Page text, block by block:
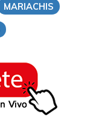
MARIACHIS